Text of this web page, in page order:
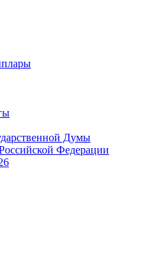
Думы
Федерации